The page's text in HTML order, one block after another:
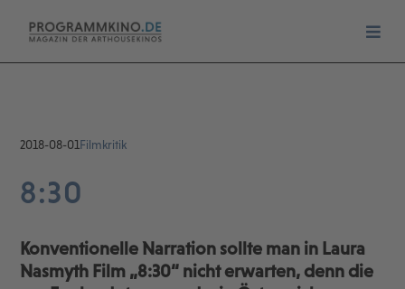
2018-08-01Filmkritik
8:30
Konventionelle Narration sollte man in Laura
Nasmyth Film „8:30“ nicht erwarten, denn die